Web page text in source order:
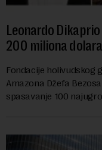
Leonardo
200 miliona
Fondacije holivudskog
Amazona Džefa
spasavanje 100